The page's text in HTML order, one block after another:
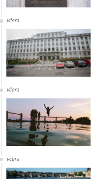
včera
včera
včera